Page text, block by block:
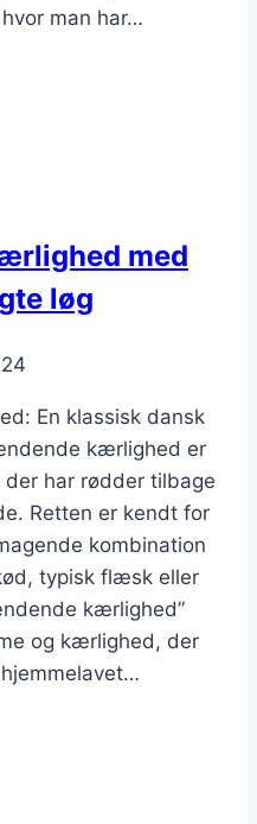
man har…
med
løg
En klassisk dansk
kærlighed er
har rødder tilbage
Retten er kendt for
kombination
typisk flæsk eller
kærlighed”
og kærlighed, der